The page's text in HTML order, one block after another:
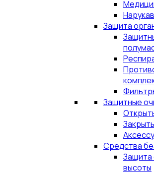
Защита
Защитные
Средства
Защита
высоты